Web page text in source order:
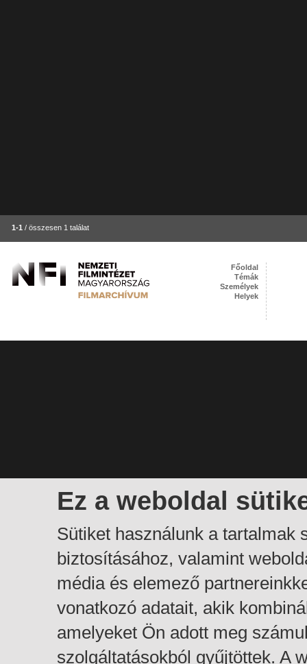
1-1 / összesen 1 találat
Ez a weboldal
Sütiket használunk a tartalmak
biztosításához, valamint
média és elemező
vonatkozó adatait, akik
amelyeket Ön adott meg
szolgáltatásokból gyűjtöttek. A
Főoldal
Témák
Személyek
Helyek